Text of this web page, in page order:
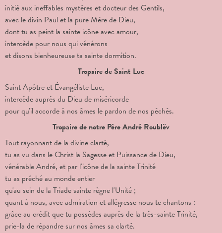
initié aux ineffables mystères et docteur des Gentils,
avec le divin Paul et la pure Mère de Dieu,
dont tu as peint la sainte icône avec amour,
intercède pour nous qui vénérons
et disons bienheureuse ta sainte dormition.
Tropaire de Saint Luc
Saint Apôtre et Évangéliste Luc,
intercède auprès du Dieu de miséricorde
pour qu'il accorde à nos âmes le pardon de nos péchés.
Tropaire de notre Père André Roublëv
Tout rayonnant de la divine clarté,
tu as vu dans le Christ la Sagesse et Puissance de Dieu,
vénérable André, et par l'icône de la sainte Trinité
tu as prêché au monde entier
qu'au sein de la Triade sainte règne l'Unité ;
quant à nous, avec admiration et allégresse nous te chantons :
grâce au crédit que tu possèdes auprès de la très-sainte Trinité,
prie-la de répandre sur nos âmes sa clarté.